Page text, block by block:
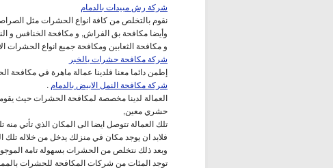
شركة رش مبيدات بالدمام
نقوم بالتخلص من كافة انواع الحشرات مثل
وأيضا مكافحة بق الفراش, و مكافحة الخنافس و
و مكافحة الثعابين ومكافحة جميع انواع الحشرات
شركة مكافحة حشرات بالخبر
إطمن دائما معنا فلدينا عمالة ماهرة في
شركة مكافحة النمل الابيض بالدمام .
العمالة لدينا مخصصة لمكافحة الحشرات حيث
حشري معين,
تلك العمالة تتوصل ايضا الى المكان الذي تأتي
فلابد ان يوجد مكان في منزلك يدخل من خلاله
وبعد ذلك نتخلص من الحشرات بسهولة تامة
توجد المئات من شركات المكافحة للحشرات